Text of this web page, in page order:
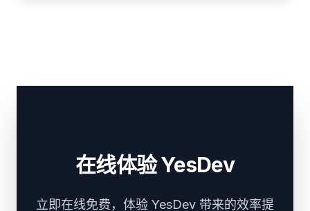
在线体验 YesDev
立即在线免费，体验 YesDev 带来的效率提